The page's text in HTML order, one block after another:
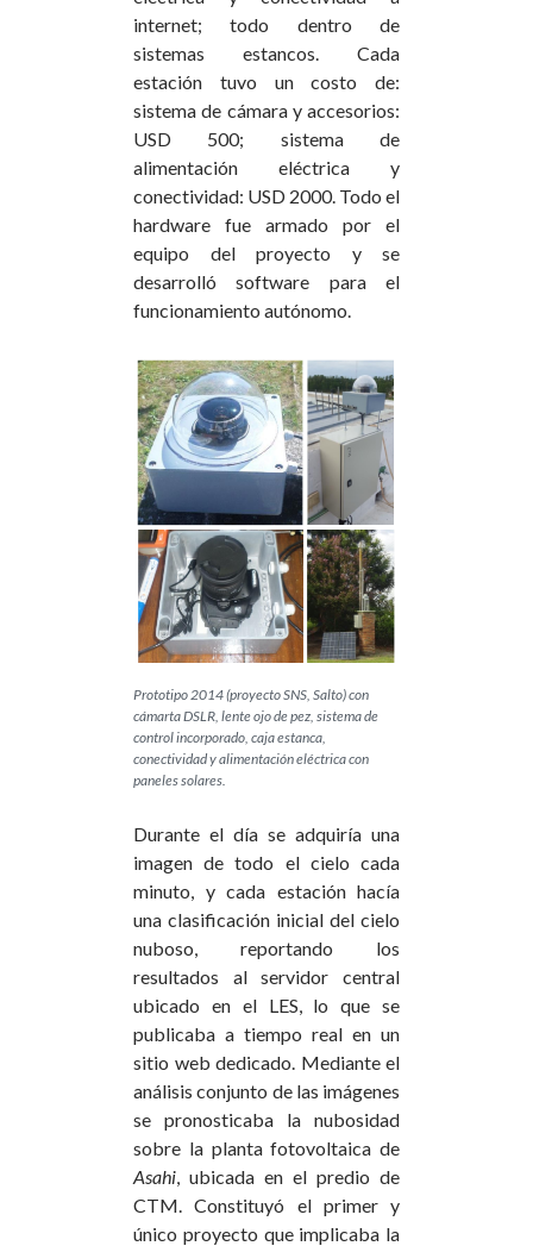
internet; todo dentro de
sistemas estancos. Cada
estación tuvo un costo de:
sistema de cámara y accesorios:
USD 500; sistema de
alimentación eléctrica y
conectividad: USD 2000. Todo el
hardware fue armado por el
equipo del proyecto y se
desarrolló software para el
funcionamiento autónomo.
Prototipo 2014 (proyecto SNS, Salto) con
cámarta DSLR, lente ojo de pez, sistema de
control incorporado, caja estanca,
conectividad y alimentación eléctrica con
paneles solares.
Durante el día se adquiría una
imagen de todo el cielo cada
minuto, y cada estación hacía
una clasificación inicial del cielo
nuboso, reportando los
resultados al servidor central
ubicado en el LES, lo que se
publicaba a tiempo real en un
sitio web dedicado. Mediante el
análisis conjunto de las imágenes
se pronosticaba la nubosidad
sobre la planta fotovoltaica de
Asahi , ubicada en el predio de
CTM. Constituyó el primer y
único proyecto que implicaba la